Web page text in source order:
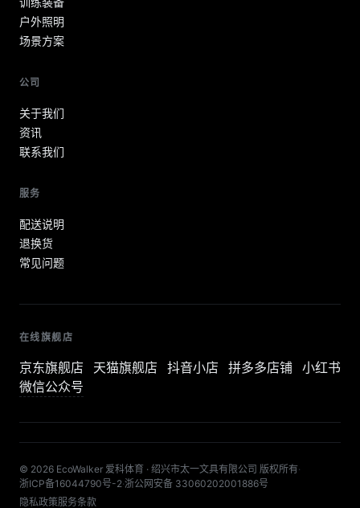
户外照明
场景方案
公司
关于我们
资讯
联系我们
服务
配送说明
退换货
常见问题
在线旗舰店
京东旗舰店 天猫旗舰店 抖音小店 拼多多店铺 小红书
微信公众号
© 2026 EcoWalker 爱科体育 · 绍兴市太一文具有限公司 版权所有·
浙ICP备16044790号-2·浙公网安备 33060202001886号
隐私政策服务条款